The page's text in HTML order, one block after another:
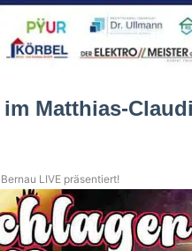
Matthias-
Bernau LIVE präsentiert!